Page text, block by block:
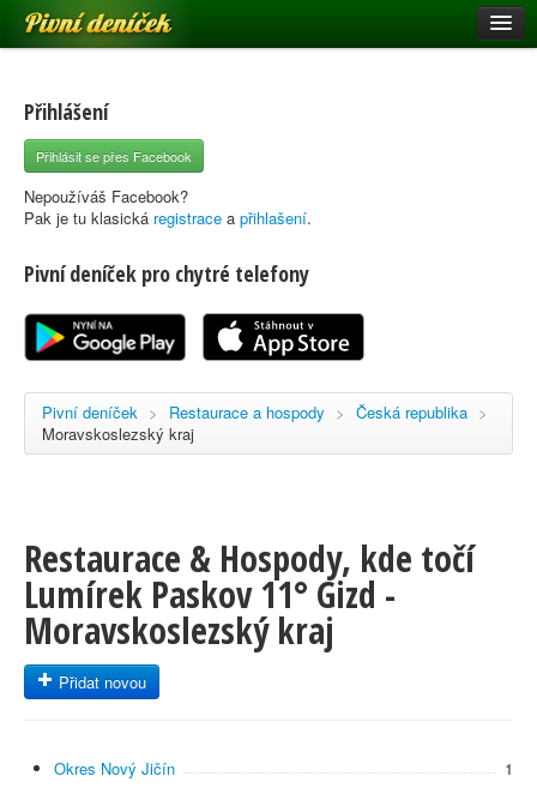
Pivní deníček
Pivní mapa
Pivní značky
Nápověda
Registrace
Přihlášení
Přihlásit se přes Facebook
Nepoužíváš Facebook?
Pak je tu klasická registrace a přihlašení.
Pivní deníček pro chytré telefony
Pivní deníček > Restaurace a hospody > Česká republika >
Moravskoslezský kraj
Restaurace & Hospody, kde točí
Lumírek Paskov 11° Gizd -
Moravskoslezský kraj
Přidat novou
Okres Nový Jičín 1